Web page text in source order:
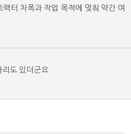
터 차폭과 작업 목적에 맞춰 약간 여
리도 있더군요